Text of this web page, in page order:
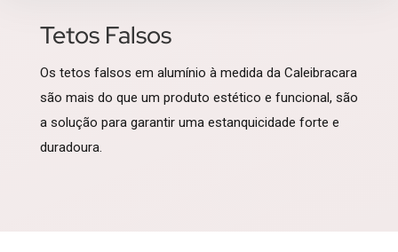
Tetos Falsos
Os tetos falsos em alumínio à medida da Caleibracara
são mais do que um produto estético e funcional, são
a solução para garantir uma estanquicidade forte e
duradoura.